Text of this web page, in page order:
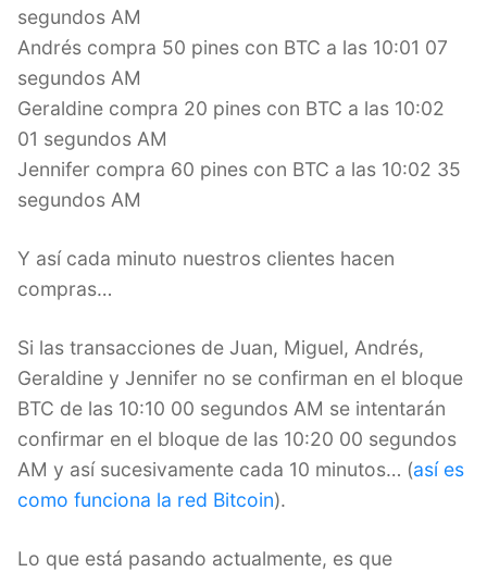
segundos AM
Andrés compra 50 pines con BTC a las 10:01 07
segundos AM
Geraldine compra 20 pines con BTC a las 10:02
01 segundos AM
Jennifer compra 60 pines con BTC a las 10:02 35
segundos AM
Y así cada minuto nuestros clientes hacen
compras…
Si las transacciones de Juan, Miguel, Andrés,
Geraldine y Jennifer no se confirman en el bloque
BTC de las 10:10 00 segundos AM se intentarán
confirmar en el bloque de las 10:20 00 segundos
AM y así sucesivamente cada 10 minutos… (así es
como funciona la red Bitcoin).
Lo que está pasando actualmente, es que